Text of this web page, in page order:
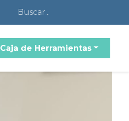
Caja de Herramientas